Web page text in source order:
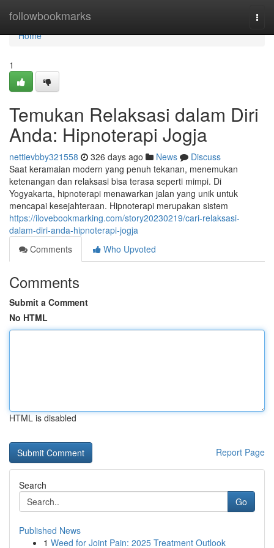
followbookmarks
Home
Home
1
Temukan Relaksasi dalam Diri
Anda: Hipnoterapi Jogja
nettievbby321558 326 days ago News
Discuss
Saat keramaian modern yang penuh tekanan, menemukan
ketenangan dan relaksasi bisa terasa seperti mimpi. Di
Yogyakarta, hipnoterapi menawarkan jalan yang unik untuk
mencapai kesejahteraan. Hipnoterapi merupakan sistem
https://ilovebookmarking.com/story20230219/cari-relaksasi-
dalam-diri-anda-hipnoterapi-jogja
Comments
Who Upvoted
Comments
Submit a Comment
No HTML
HTML is disabled
Report Page
Search
Go
Published News
1 Weed for Joint Pain: 2025 Treatment Outlook